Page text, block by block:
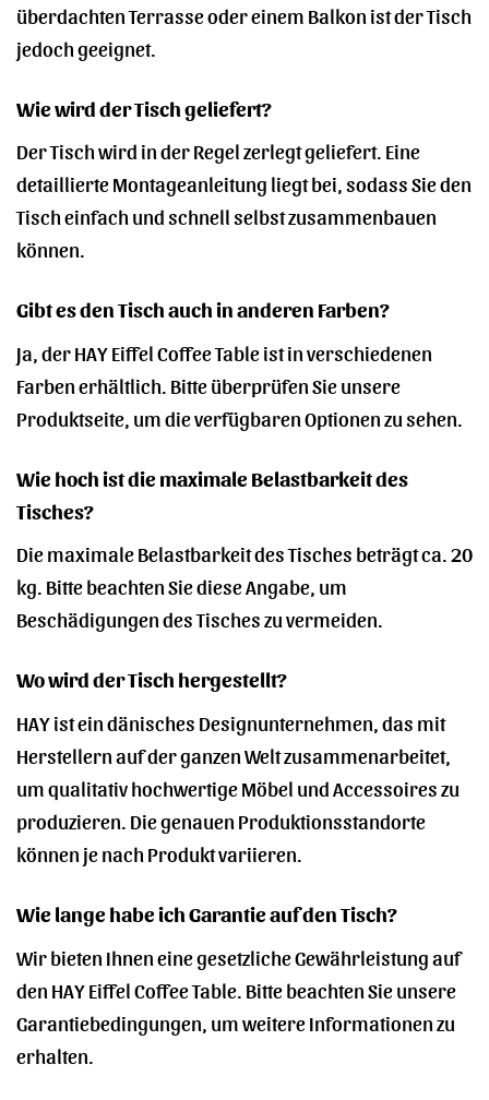
überdachten Terrasse oder einem Balkon ist der Tisch
jedoch geeignet.
Wie wird der Tisch geliefert?
Der Tisch wird in der Regel zerlegt geliefert. Eine
detaillierte Montageanleitung liegt bei, sodass Sie den
Tisch einfach und schnell selbst zusammenbauen
können.
Gibt es den Tisch auch in anderen Farben?
Ja, der HAY Eiffel Coffee Table ist in verschiedenen
Farben erhältlich. Bitte überprüfen Sie unsere
Produktseite, um die verfügbaren Optionen zu sehen.
Wie hoch ist die maximale Belastbarkeit des
Tisches?
Die maximale Belastbarkeit des Tisches beträgt ca. 20
kg. Bitte beachten Sie diese Angabe, um
Beschädigungen des Tisches zu vermeiden.
Wo wird der Tisch hergestellt?
HAY ist ein dänisches Designunternehmen, das mit
Herstellern auf der ganzen Welt zusammenarbeitet,
um qualitativ hochwertige Möbel und Accessoires zu
produzieren. Die genauen Produktionsstandorte
können je nach Produkt variieren.
Wie lange habe ich Garantie auf den Tisch?
Wir bieten Ihnen eine gesetzliche Gewährleistung auf
den HAY Eiffel Coffee Table. Bitte beachten Sie unsere
Garantiebedingungen, um weitere Informationen zu
erhalten.